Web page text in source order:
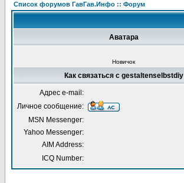
Список форумов ГавГав.Инфо :: Форум
Аватара
Новичок
Как связаться с gestaltenselbstdiy
Адрес e-mail:
Личное сообщение:
MSN Messenger:
Yahoo Messenger:
AIM Address:
ICQ Number: